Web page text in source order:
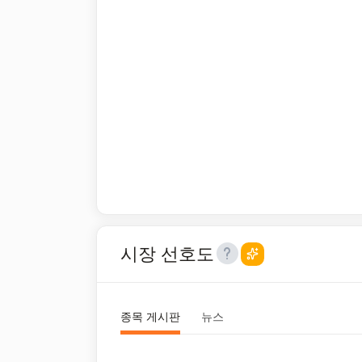
시장 선호도
종목 게시판 뉴스